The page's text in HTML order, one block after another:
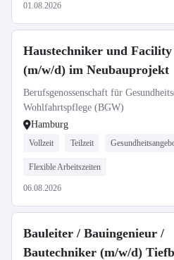
01.08.2026
Haustechniker und
(m/w/d) im Neubauprojekt
Berufsgenossenschaft für
Wohlfahrtspflege (BGW)
Hamburg
Vollzeit Teilzeit
Flexible Arbeitszeiten
06.08.2026
Bauleiter / Bauingenieur /
Bautechniker (m/w/d)